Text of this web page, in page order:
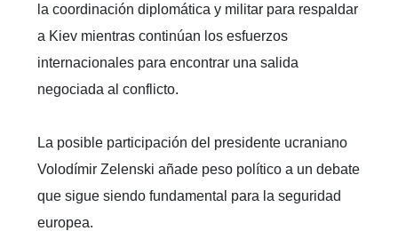
la coordinación diplomática y militar para respaldar
a Kiev mientras continúan los esfuerzos
internacionales para encontrar una salida
negociada al conflicto.
La posible participación del presidente ucraniano
Volodímir Zelenski añade peso político a un debate
que sigue siendo fundamental para la seguridad
europea.